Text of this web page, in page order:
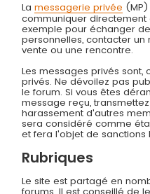
Lamessagerie privée
communiquer directement
exemple pour échanger
personnelles, contacter
vente ou une rencontre.
Les messages privés
privés. Ne dévoilez pas
le forum. Si vous êtes
message reçu,
harassement d'autres
sera considéré comme
et fera l'objet de sanctions
Rubriques
Le site est partagé en